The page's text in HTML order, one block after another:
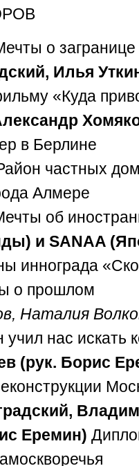
о загранице
Илья
«Куда
в Берлине
частных
Алмере
об
и SANAA
иннограда
о прошлом
Наталия
учил нас искать
(рук. Борис
Еремин)